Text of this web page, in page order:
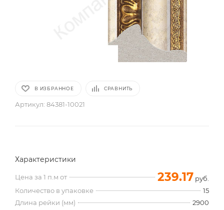
В ИЗБРАННОЕ СРАВНИТЬ
Артикул: 84381-10021
Характеристики
Цена за 1 п.м от 239.17 руб.
Количество в упаковке
15
Длина рейки (мм)
2900